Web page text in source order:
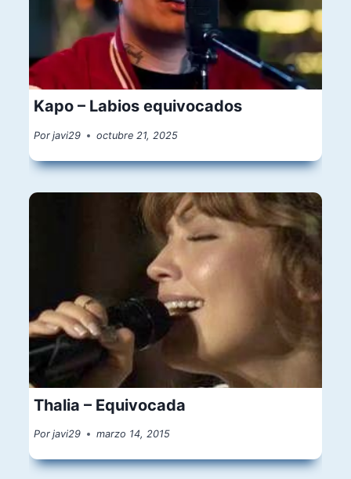
Kapo – Labios equivocados
Por javi29 octubre 21, 2025
Thalia – Equivocada
Por javi29 marzo 14, 2015